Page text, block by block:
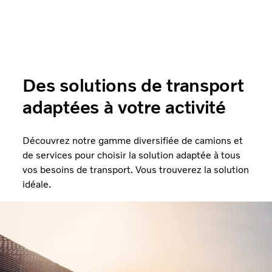
Des solutions de transport
adaptées à votre activité
Découvrez notre gamme diversifiée de camions et
de services pour choisir la solution adaptée à tous
vos besoins de transport. Vous trouverez la solution
idéale.